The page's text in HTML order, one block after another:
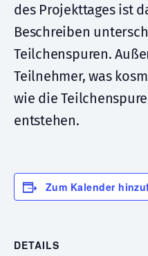
des Projekttages ist
Beschreiben
Teilchenspuren.
Teilnehmer, was
wie die
entstehen.
Zum Kalender
DETAILS